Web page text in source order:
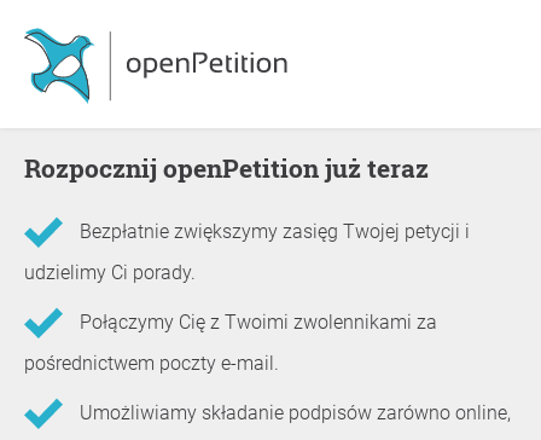
Rozpocznij openPetition już teraz
Bezpłatnie zwiększymy zasięg Twojej petycji i
udzielimy Ci porady.
Połączymy Cię z Twoimi zwolennikami za
pośrednictwem poczty e-mail.
Umożliwiamy składanie podpisów zarówno online,